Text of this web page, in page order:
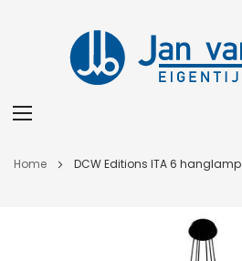
Ga
Home DCW Editions ITA 6 hanglamp